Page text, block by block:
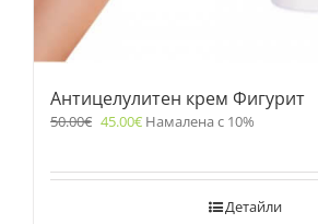
Антицелулитен крем Фигурит
50.00€ 45.00€ Намалена с 10%
Детайли